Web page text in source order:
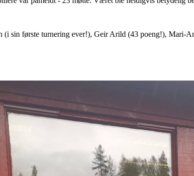
(i sin første turnering ever!), Geir Arild (43 poeng!), Mari-